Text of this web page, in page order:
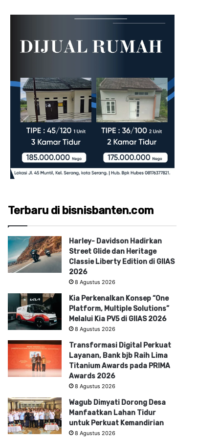
Terbaru di bisnisbanten.com
Harley- Davidson Hadirkan
Street Glide dan Heritage
Classie Liberty Edition di GIIAS
2026
8 Agustus 2026
Kia Perkenalkan Konsep “One
Platform, Multiple Solutions”
Melalui Kia PV5 di GIIAS 2026
8 Agustus 2026
Transformasi Digital Perkuat
Layanan, Bank bjb Raih Lima
Titanium Awards pada PRIMA
Awards 2026
8 Agustus 2026
Wagub Dimyati Dorong Desa
Manfaatkan Lahan Tidur
untuk Perkuat Kemandirian
8 Agustus 2026